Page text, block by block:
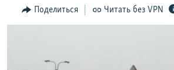
ВернутсяИНТЕРАКТИВ
РАДІО СВОБОДА
Українською
Поделиться Читать без VPN